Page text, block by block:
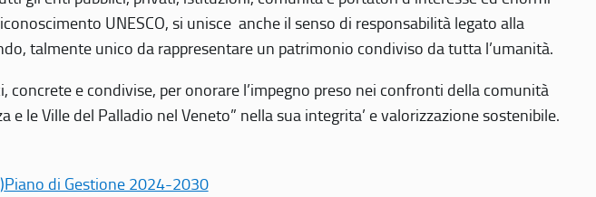
UNESCO, si unisce anche il senso di responsabilità legato alla
talmente unico da rappresentare un patrimonio condiviso da tutta l’umanità.
e condivise, per onorare l’impegno preso nei confronti della comunità
le Ville del Palladio nel Veneto” nella sua integrita’ e valorizzazione sostenibile.
Piano di Gestione 2024-2030